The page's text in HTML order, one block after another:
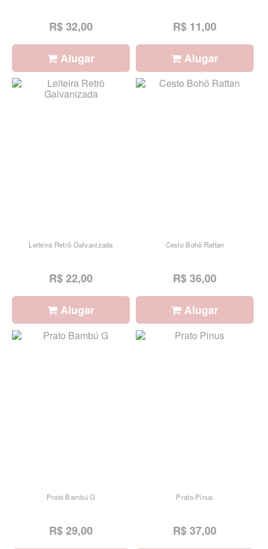
R$ 32,00
Alugar
R$ 11,00
Alugar
Leiteira Retrô Galvanizada
R$ 22,00
Alugar
Cesto Bohô Rattan
R$ 36,00
Alugar
Prato Bambú G
R$ 29,00
Prato Pinus
R$ 37,00